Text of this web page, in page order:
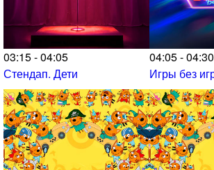
03:15 - 04:05
Стендап. Дети
04:05 - 04:30
Игры без